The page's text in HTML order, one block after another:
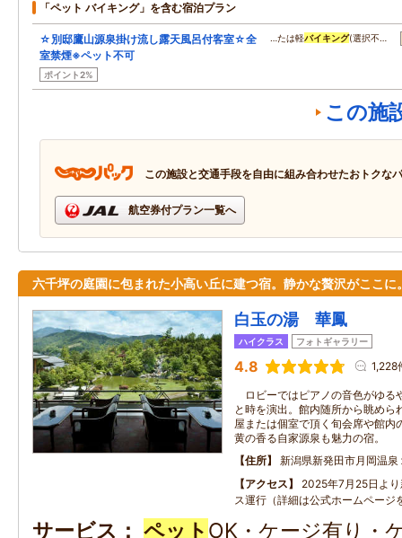
「ペット バイキング」を含む宿泊プラン
☆別邸鷹山源泉掛け流し露天風呂付客室☆全
室禁煙※ペット不可
ポイント2%
…たは軽バイキング(選択不…
この施
この施設と交通手段を自由に組み合わせたおトクな
航空券付プラン一覧へ
六千坪の庭園に包まれた小高い丘に建つ宿。静かな贅沢がここに
白玉の湯 華鳳
ハイクラス フォトギャラリー
4.8 1,228
ロビーではピアノの音色がゆる
と時を演出。館内随所から眺めら
屋または個室で頂く旬会席や館内
黄の香る自家源泉も魅力の宿。
住所
新潟県新発田市月岡温泉
アクセス
2025年7月25日よ
ス運行（詳細は公式ホームページ
サービス ペット OK・ケージ有り・